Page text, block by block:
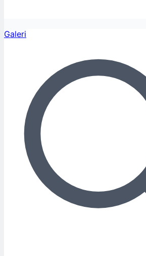
Galeri